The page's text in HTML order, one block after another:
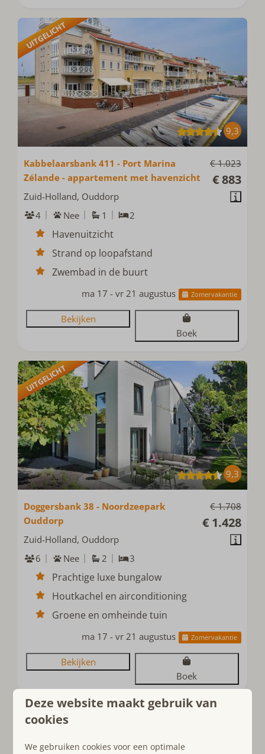
UITGELICHT
9,3
€ 1.023
€ 883
Kabbelaarsbank 411 - Port Marina
Zélande - appartement met havenzicht
Zuid-Holland, Ouddorp
4
Nee 1 2
Havenuitzicht
Strand op loopafstand
Zwembad in de buurt
ma 17 - vr 21 augustus Zomervakantie
Bekijken
Boek
UITGELICHT
9,3
€ 1.708
€ 1.428
Doggersbank 38 - Noordzeepark
Ouddorp
Zuid-Holland, Ouddorp
6
Nee 2 3
Prachtige luxe bungalow
Houtkachel en airconditioning
Groene en omheinde tuin
ma 17 - vr 21 augustus Zomervakantie
Bekijken
Boek
Deze website maakt gebruik van
cookies
We gebruiken cookies voor een optimale